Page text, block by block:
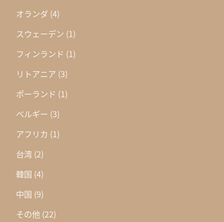
オランダ (4)
スウェーデン (1)
フィンランド (1)
リトアニア (3)
ポーランド (1)
ベルギー (3)
アフリカ (1)
台湾 (2)
韓国 (4)
中国 (9)
その他 (22)